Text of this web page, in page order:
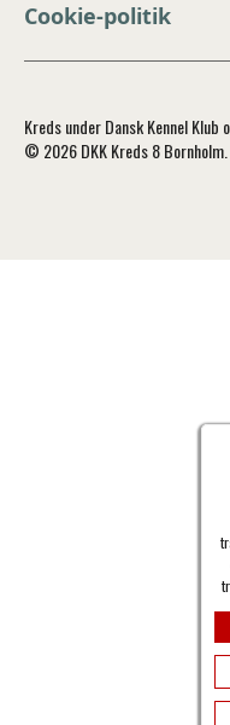
Cookie-politik
Kreds under Dansk Kennel Klub
© 2026 DKK Kreds 8